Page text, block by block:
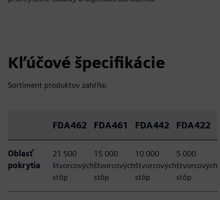
Kľúčové špecifikácie
Sortiment produktov zahŕňa:
FDA462 FDA461 FDA442 FDA422
Oblasť
pokrytia
21 500
štvorcových
stôp
15 000
štvorcových
stôp
10 000
štvorcových
stôp
5 000
štvorcových
stôp